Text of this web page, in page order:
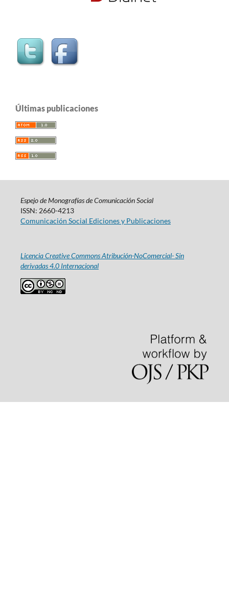
Últimas publicaciones
Espejo de Monografías de Comunicación Social
ISSN: 2660-4213
Comunicación Social Ediciones y Publicaciones
Licencia Creative Commons Atribución-NoComercial- Sin
derivadas 4.0 Internacional